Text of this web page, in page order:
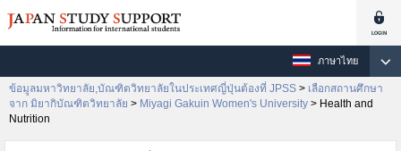
ภาษาไทย
ข้อมูลมหาวิทยาลัย,บัณฑิตวิทยาลัยในประเทศญี่ปุ่นต้องที่ JPSS > เลือกสถานศึกษา
จาก มิยากิบัณฑิตวิทยาลัย > Miyagi Gakuin Women's University > Health and
Nutrition